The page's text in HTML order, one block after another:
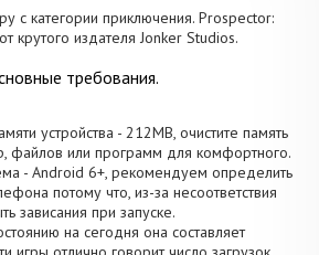
с категории приключения. Prospector:
крутого издателя Jonker Studios.
требования.
устройства - 212MB, очистите память
файлов или программ для комфортного.
- Android 6+, рекомендуем определить
потому что, из-за несоответствия
зависания при запуске.
на сегодня она составляет